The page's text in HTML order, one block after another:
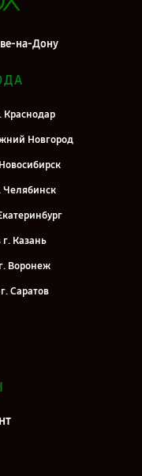
на-Дону
Краснодар
Новгород
Челябинск
Казань
Воронеж
Саратов
Петербург